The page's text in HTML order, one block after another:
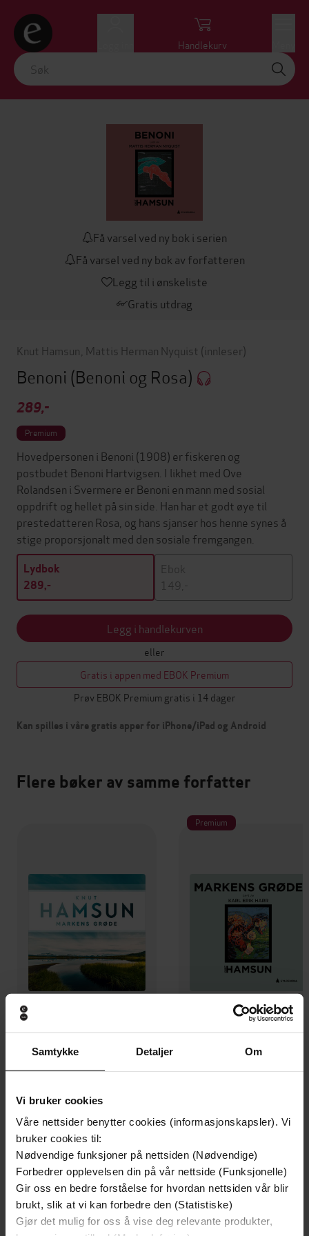
Samtykke Detaljer Om
Vi bruker cookies
Våre nettsider benytter cookies (informasjonskapsler). Vi
bruker cookies til:
Nødvendige funksjoner på nettsiden (Nødvendige)
Forbedrer opplevelsen din på vår nettside (Funksjonelle)
Gir oss en bedre forståelse for hvordan nettsiden vår blir
brukt, slik at vi kan forbedre den (Statistiske)
Gjør det mulig for oss å vise deg relevante produkter,
Handlekurv
Få varsel ved ny bok i serien
Få varsel ved ny bok av forfatteren
Legg til i ønskeliste
Gratis utdrag
Knut Hamsun Mattis Herman Nyquist (innleser)
Benoni (Benoni og Rosa)
289,-
Premium
Hovedpersonen i Benoni (1908) er fiskeren og
postbudet Benoni Hartvigsen. I likhet med Ove
Rolandsen i Svermere er Benoni en mann med sosial
oppdrift og hellet på sin side. Han har et godt øye til
prestedatteren Rosa, og hans sjanser hos henne synes å
stige proporsjonalt med den sosiale fremgangen.
Lydbok
289,-
Ebok
149,-
Legg i handlekurven
eller
Gratis i appen med EBOK Premium
Prøv EBOK Premium gratis i 14 dager
Kan spilles i våre gratis apper for iPhone/iPad og Android
Flere bøker av samme forfatter
288,-
Markens grøde
Premium
289,-
Markens grøde
Forfattere Knut Hamsun(forfatter),Mattis Herman
Nyquist(innleser)
Forlag Gyldendal
Utgitt 21.12.2021